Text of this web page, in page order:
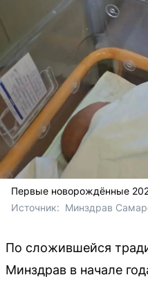
Первые новорождённые
Источник: Минздрав
По сложившейся
Минздрав в начале